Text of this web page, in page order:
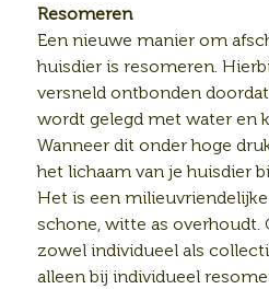
Resomeren
Een nieuwe manier om
huisdier is resomeren.
versneld ontbonden
wordt gelegd met water en
Wanneer dit onder hoge
het lichaam van je huisdier
Het is een
schone, witte as overhoudt.
zowel individueel als
alleen bij individueel